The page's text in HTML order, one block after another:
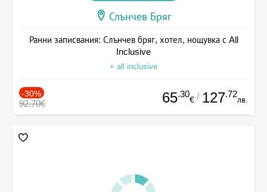
Слънчев Бряг
Ранни записвания: Слънчев бряг, хотел, нощувка с All
Inclusive
+ all inclusive
-30%
92.70€ 65.30
€ / 127.72
лв.